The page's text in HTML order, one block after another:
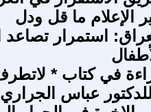
الإعلام ما قل ودل
استمرار
في كتاب *
عباس الجراري